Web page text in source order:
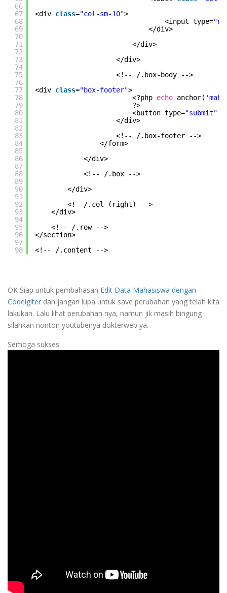
66
67
68
69
70
71
72
73
74
75
76
77
78
79
80
81
82
83
84
85
86
87
88
89
90
91
92
93
94
95
96
97
98
<div class="col-sm-10">
<input type=
</div>
</div>
</div>
<!-- /.box-body -->
<div class="box-footer">
<?php echo anchor(
?>
<button type="submit"
</div>
<!-- /.box-footer -->
</form>
</div>
<!-- /.box -->
</div>
<!--/.col (right) -->
</div>
<!-- /.row -->
</section>
<!-- /.content -->
OK Siap untuk pembahasan Edit Data Mahasiswa dengan
Codeigiter dan jangan lupa untuk save perubahan yang telah kita
lakukan. Lalu lihat perubahan nya, namun jik masih bingung
silahkan nonton youtubenya dokterweb ya.
Semoga sukses